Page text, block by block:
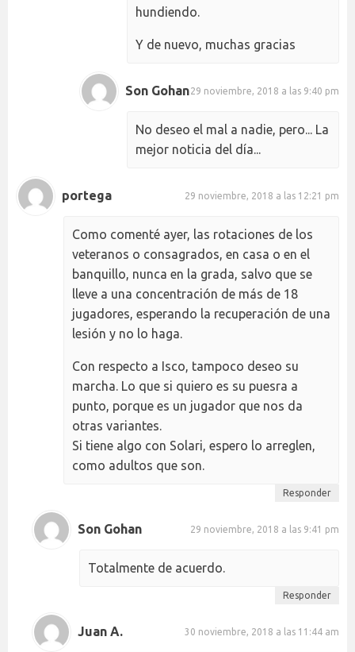
hundiendo.
Y de nuevo, muchas gracias
Son Gohan29 noviembre, 2018 a las 9:40 pm
No deseo el mal a nadie, pero... La
mejor noticia del día...
portega 29 noviembre, 2018 a las 12:21 pm
Como comenté ayer, las rotaciones de los
veteranos o consagrados, en casa o en el
banquillo, nunca en la grada, salvo que se
lleve a una concentración de más de 18
jugadores, esperando la recuperación de una
lesión y no lo haga.
Con respecto a Isco, tampoco deseo su
marcha. Lo que si quiero es su puesra a
punto, porque es un jugador que nos da
otras variantes.
Si tiene algo con Solari, espero lo arreglen,
como adultos que son.
Responder
Son Gohan 29 noviembre, 2018 a las 9:41 pm
Totalmente de acuerdo.
Responder
Juan A. 30 noviembre, 2018 a las 11:44 am